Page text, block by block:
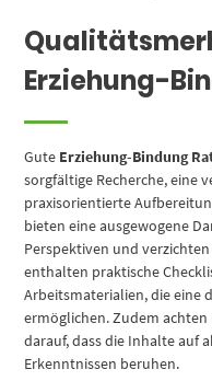
Erziehung-
Gute Erziehung-Bindung
sorgfältige Recherche, eine
praxisorientierte
bieten eine ausgewogene
Perspektiven und
enthalten praktische
Arbeitsmaterialien, die eine
ermöglichen. Zudem
darauf, dass die Inhalte auf
Erkenntnissen beruhen.